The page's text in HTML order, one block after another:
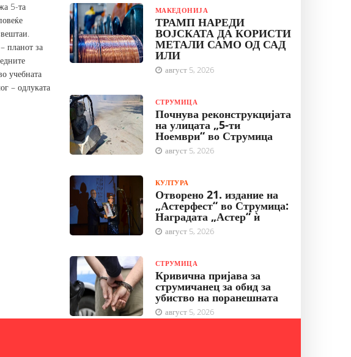
5-та
планот за
учебната
– одлуката
МАКЕДОНИЈА
ТРАМП НАРЕДИ
ВОЈСКАТА ДА КОРИСТИ
МЕТАЛИ САМО ОД САД
ИЛИ
август 5, 2026
СТРУМИЦА
Почнува реконструкцијата
на улицата „5-ти
Ноември“ во Струмица
август 5, 2026
КУЛТУРА
Отворено 21. издание на
„Астерфест“ во Струмица:
Наградата „Астер“ ѝ
август 5, 2026
СТРУМИЦА
Кривична пријава за
струмичанец за обид за
убиство на поранешната
август 5, 2026